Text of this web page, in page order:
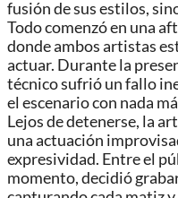
fusión de sus estilos,
Todo comenzó en una
donde ambos artistas
actuar. Durante la
técnico sufrió un fallo
el escenario con nada
Lejos de detenerse, la
una actuación
expresividad. Entre el
momento, decidió